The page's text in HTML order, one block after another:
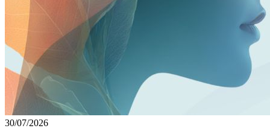
30/07/2026